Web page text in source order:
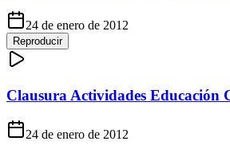
24 de enero de 2012
Reproducir
Clausura Actividades Educación
24 de enero de 2012